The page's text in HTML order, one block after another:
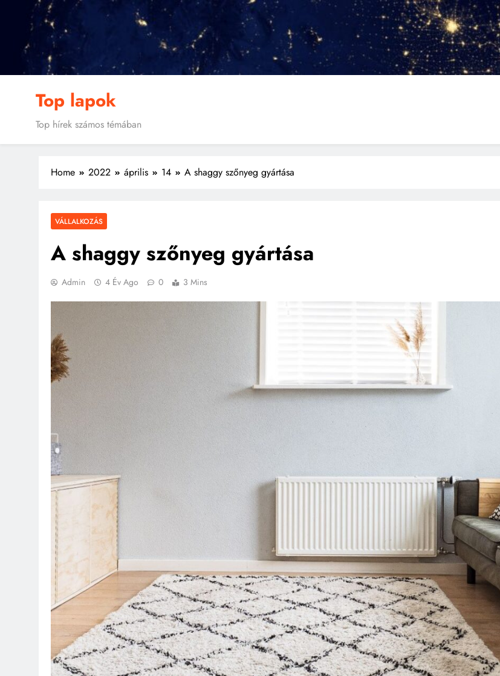
Top lapok
Top hírek számos témában
Home 2022 április 14 A shaggy szőnyeg gyártása
VÁLLALKOZÁS
A shaggy szőnyeg gyártása
Admin 4 Év Ago 0 3 Mins